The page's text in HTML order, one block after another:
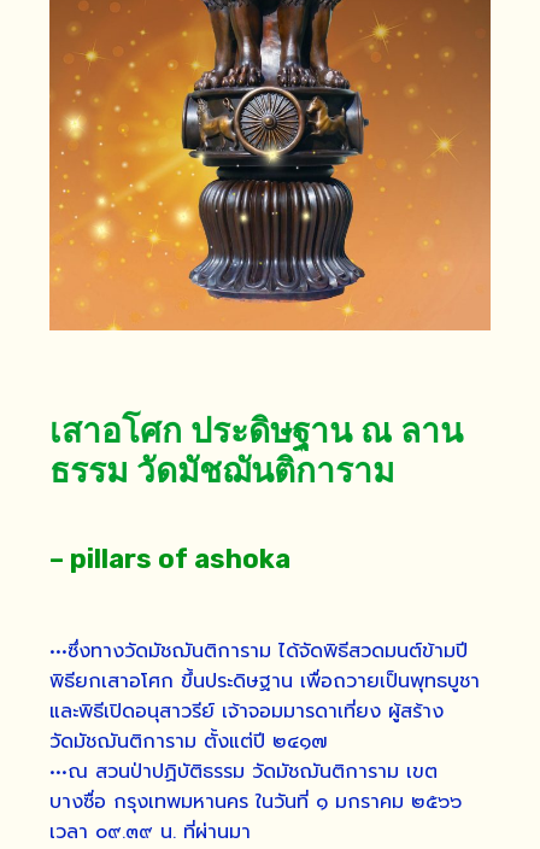
เสาอโศก ประดิษฐาน ณ ลาน
ธรรม วัดมัชฌันติการาม
– pillars of ashoka
•••ซึ่งทางวัดมัชฌันติการาม ได้จัดพิธีสวดมนต์ข้ามปี
พิธียกเสาอโศก ขึ้นประดิษฐาน เพื่อถวายเป็นพุทธบูชา
และพิธีเปิดอนุสาวรีย์ เจ้าจอมมารดาเที่ยง ผู้สร้าง
วัดมัชฌันติการาม ตั้งแต่ปี ๒๔๑๗
•••ณ สวนป่าปฏิบัติธรรม วัดมัชฌันติการาม เขต
บางซื่อ กรุงเทพมหานคร ในวันที่ ๑ มกราคม ๒๕๖๖
เวลา ๐๙.๓๙ น. ที่ผ่านมา